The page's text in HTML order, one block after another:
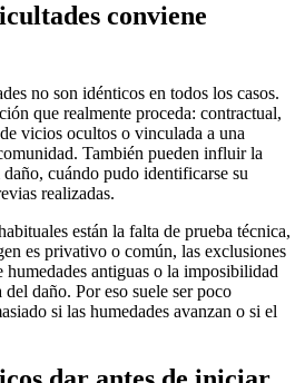
conviene
no son idénticos en todos los casos.
que realmente proceda: contractual,
vicios ocultos o vinculada a una
También pueden influir la
cuándo pudo identificarse su
realizadas.
están la falta de prueba técnica,
es privativo o común, las exclusiones
humedades antiguas o la imposibilidad
daño. Por eso suele ser poco
si las humedades avanzan o si el